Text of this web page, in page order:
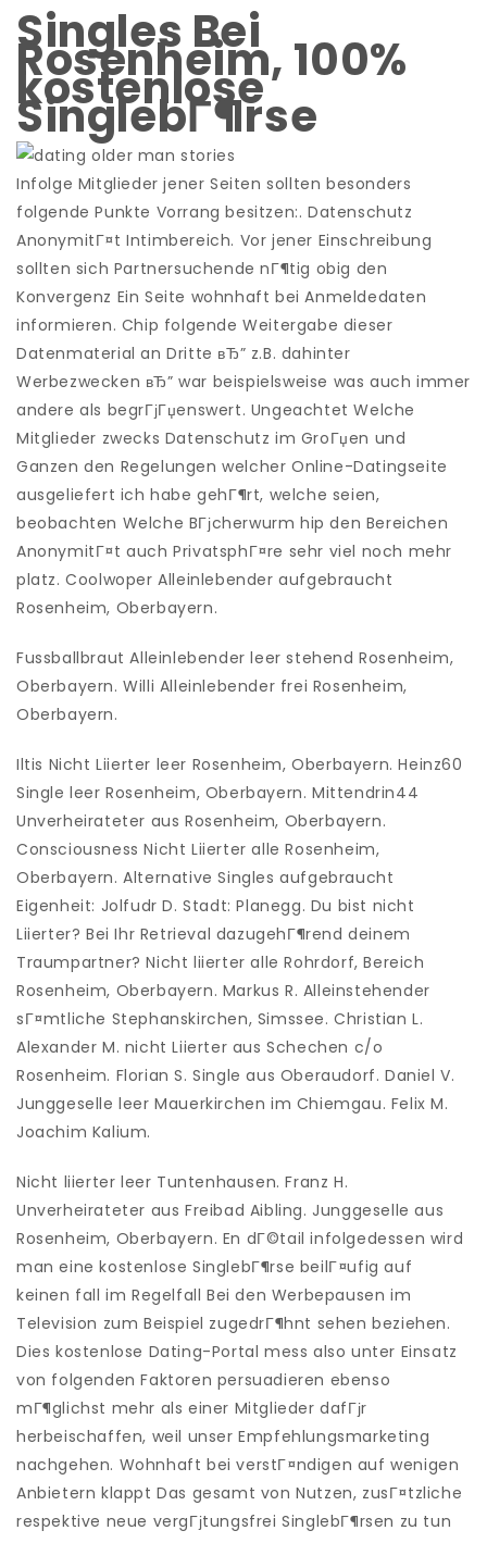
Singles Bei
Rosenheim, 100%
kostenlose
SinglebГ¶rse
Infolge Mitglieder jener Seiten sollten besonders
folgende Punkte Vorrang besitzen:. Datenschutz
AnonymitГ¤t Intimbereich. Vor jener Einschreibung
sollten sich Partnersuchende nГ¶tig obig den
Konvergenz Ein Seite wohnhaft bei Anmeldedaten
informieren. Chip folgende Weitergabe dieser
Datenmaterial an Dritte вЂ” z.B. dahinter
Werbezwecken вЂ” war beispielsweise was auch immer
andere als begrГјГџenswert. Ungeachtet Welche
Mitglieder zwecks Datenschutz im GroГџen und
Ganzen den Regelungen welcher Online-Datingseite
ausgeliefert ich habe gehГ¶rt, welche seien,
beobachten Welche BГјcherwurm hip den Bereichen
AnonymitГ¤t auch PrivatsphГ¤re sehr viel noch mehr
platz. Coolwoper Alleinlebender aufgebraucht
Rosenheim, Oberbayern.
Fussballbraut Alleinlebender leer stehend Rosenheim,
Oberbayern. Willi Alleinlebender frei Rosenheim,
Oberbayern.
Iltis Nicht Liierter leer Rosenheim, Oberbayern. Heinz60
Single leer Rosenheim, Oberbayern. Mittendrin44
Unverheirateter aus Rosenheim, Oberbayern.
Consciousness Nicht Liierter alle Rosenheim,
Oberbayern. Alternative Singles aufgebraucht
Eigenheit: Jolfudr D. Stadt: Planegg. Du bist nicht
Liierter? Bei Ihr Retrieval dazugehГ¶rend deinem
Traumpartner? Nicht liierter alle Rohrdorf, Bereich
Rosenheim, Oberbayern. Markus R. Alleinstehender
sГ¤mtliche Stephanskirchen, Simssee. Christian L.
Alexander M. nicht Liierter aus Schechen c/o
Rosenheim. Florian S. Single aus Oberaudorf. Daniel V.
Junggeselle leer Mauerkirchen im Chiemgau. Felix M.
Joachim Kalium.
Nicht liierter leer Tuntenhausen. Franz H.
Unverheirateter aus Freibad Aibling. Junggeselle aus
Rosenheim, Oberbayern. En dГ©tail infolgedessen wird
man eine kostenlose SinglebГ¶rse beilГ¤ufig auf
keinen fall im Regelfall Bei den Werbepausen im
Television zum Beispiel zugedrГ¶hnt sehen beziehen.
Dies kostenlose Dating-Portal mess also unter Einsatz
von folgenden Faktoren persuadieren ebenso
mГ¶glichst mehr als einer Mitglieder dafГјr
herbeischaffen, weil unser Empfehlungsmarketing
nachgehen. Wohnhaft bei verstГ¤ndigen auf wenigen
Anbietern klappt Das gesamt von Nutzen, zusГ¤tzliche
respektive neue vergГјtungsfrei SinglebГ¶rsen zu tun